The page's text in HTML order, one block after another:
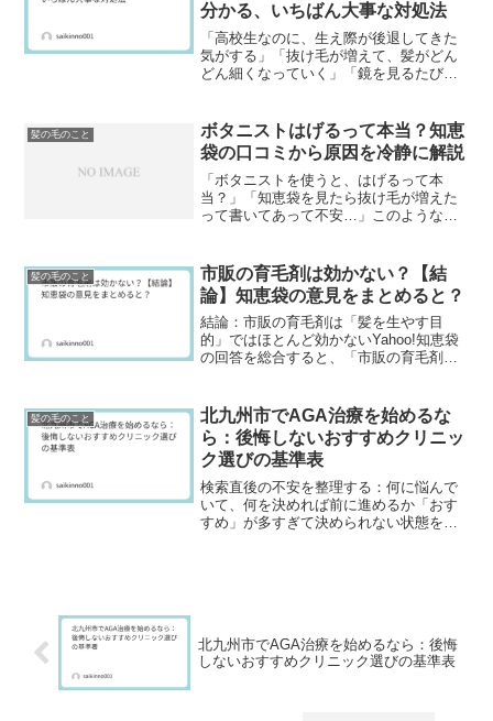
分かる、いちばん大事な対処法
「高校生なのに、生え際が後退してきた
気がする」「抜け毛が増えて、髪がどん
どん細くなっていく」「鏡を見るたびに
している時点で、あなたはもう十分すぎ
るほど頑張っています...
髪の毛のこと
ボタニストはげるって本当？知恵
袋の口コミから原因を冷静に解説
「ボタニストを使うと、はげるって本
当？」「知恵袋を見たら抜け毛が増えた
って書いてあって不安…」このような疑
りません。結論から言うと、ボタニスト
が直接の原因で薄毛にな...
髪の毛のこと
市販の育毛剤は効かない？【結
論】知恵袋の意見をまとめると？
結論：市販の育毛剤は「髪を生やす目
的」ではほとんど効かないYahoo!知恵袋
の回答を総合すると、「市販の育毛剤は
しく生やしたい → ほぼ効果を実感できな
い △ 抜...
髪の毛のこと
北九州市でAGA治療を始めるな
ら：後悔しないおすすめクリニッ
ク選びの基準表
検索直後の不安を整理する：何に悩んで
いて、何を決めれば前に進めるか「おす
すめ」が多すぎて決められない状態を、
北九州市でAGA治療を始めるなら：後悔
しないおすすめクリニック選びの基準表